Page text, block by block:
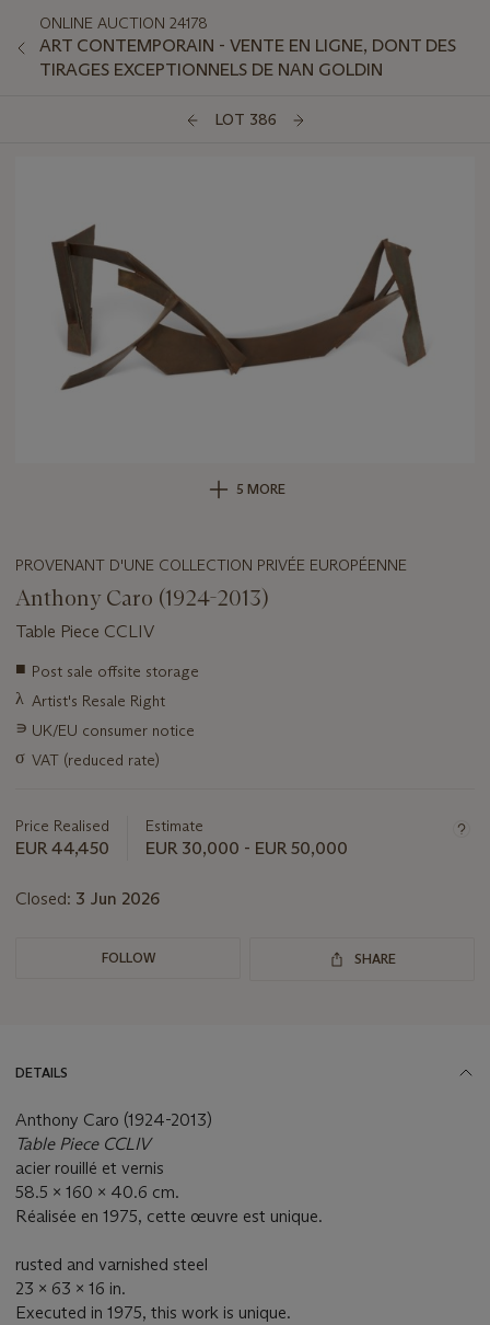
ONLINE AUCTION 24178
ART CONTEMPORAIN - VENTE EN LIGNE, DONT DES
TIRAGES EXCEPTIONNELS DE NAN GOLDIN
LOT 386
5 MORE
PROVENANT D'UNE COLLECTION PRIVÉE EUROPÉENNE
Anthony Caro (1924-2013)
Table Piece CCLIV
Important
about
this
■ Post sale offsite storage
λ Artist's Resale Right
∍ UK/EU consumer notice
σ VAT (reduced rate)
Price Realised
EUR 44,450
Estimate
EUR 30,000 - EUR 50,000
Closed: 3 Jun 2026
FOLLOW SHARE
DETAILS
Anthony Caro (1924-2013)
Table Piece CCLIV
acier rouillé et vernis
58.5 x 160 x 40.6 cm.
Réalisée en 1975, cette œuvre est unique.
rusted and varnished steel
23 x 63 x 16 in.
Executed in 1975, this work is unique.